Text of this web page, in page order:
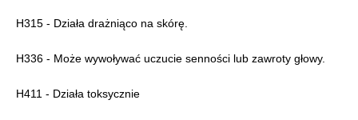
H315 - Działa drażniąco na skórę.
H336 - Może wywoływać uczucie senności lub zawroty głowy.
H411 - Działa toksycznie